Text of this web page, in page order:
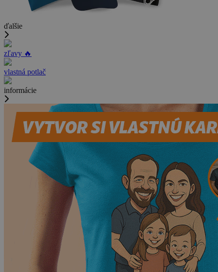
ďalšie
zľavy 🔥
vlastná potlač
informácie